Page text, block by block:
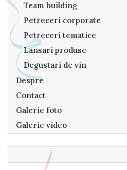
Team building
Petreceri corporate
Petreceri tematice
Lansari produse
Degustari de vin
Despre
Contact
Galerie foto
Galerie video